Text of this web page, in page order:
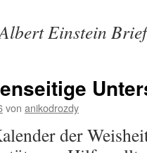
Einstein
von anikodrozdy
der